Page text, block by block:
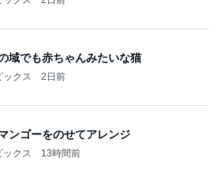
域でも赤ちゃんみたいな猫
ックス 2日前
ンゴーをのせてアレンジ
ックス 13時間前